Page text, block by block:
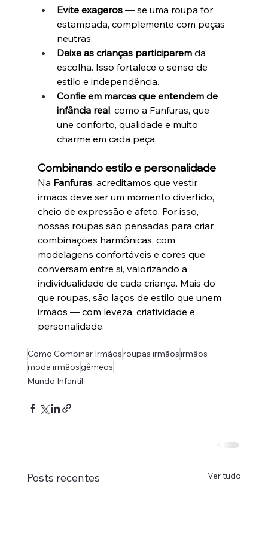
Evite exageros — se uma roupa for
estampada, complemente com peças
neutras.
Deixe as crianças participarem da
escolha. Isso fortalece o senso de
estilo e independência.
Confie em marcas que entendem de
infância real, como a Fanfuras, que
une conforto, qualidade e muito
charme em cada peça.
Combinando estilo e personalidade
Na Fanfuras, acreditamos que vestir
irmãos deve ser um momento divertido,
cheio de expressão e afeto. Por isso,
nossas roupas são pensadas para criar
combinações harmônicas, com
modelagens confortáveis e cores que
conversam entre si, valorizando a
individualidade de cada criança. Mais do
que roupas, são laços de estilo que unem
irmãos — com leveza, criatividade e
personalidade.
Como Combinar Irmãosroupas irmãosirmãos
moda irmãosgêmeos
Mundo Infantil
Posts recentes Ver tudo